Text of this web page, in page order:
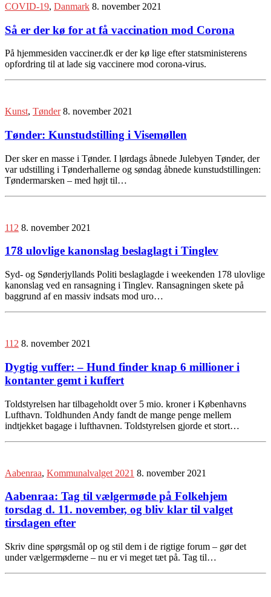
COVID-19, Danmark 8. november 2021
Så er der kø for at få vaccination mod Corona
På hjemmesiden vacciner.dk er der kø lige efter statsministerens
opfordring til at lade sig vaccinere mod corona-virus.
Kunst, Tønder 8. november 2021
Tønder: Kunstudstilling i Visemøllen
Der sker en masse i Tønder. I lørdags åbnede Julebyen Tønder, der
var udstilling i Tønderhallerne og søndag åbnede kunstudstillingen:
Tøndermarsken – med højt til…
112 8. november 2021
178 ulovlige kanonslag beslaglagt i Tinglev
Syd- og Sønderjyllands Politi beslaglagde i weekenden 178 ulovlige
kanonslag ved en ransagning i Tinglev. Ransagningen skete på
baggrund af en massiv indsats mod uro…
112 8. november 2021
Dygtig vuffer: – Hund finder knap 6 millioner i
kontanter gemt i kuffert
Toldstyrelsen har tilbageholdt over 5 mio. kroner i Københavns
Lufthavn. Toldhunden Andy fandt de mange penge mellem
indtjekket bagage i lufthavnen. Toldstyrelsen gjorde et stort…
Aabenraa, Kommunalvalget 2021 8. november 2021
Aabenraa: Tag til vælgermøde på Folkehjem
torsdag d. 11. november, og bliv klar til valget
tirsdagen efter
Skriv dine spørgsmål op og stil dem i de rigtige forum – gør det
under vælgermøderne – nu er vi meget tæt på. Tag til…